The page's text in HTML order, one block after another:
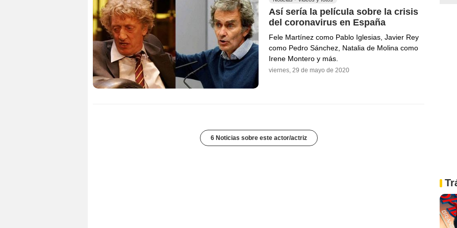
Así sería la película sobre la crisis
del coronavirus en España
Fele Martínez como Pablo Iglesias, Javier Rey
como Pedro Sánchez, Natalia de Molina como
Irene Montero y más.
viernes, 29 de mayo de 2020
6 Noticias sobre este actor/actriz